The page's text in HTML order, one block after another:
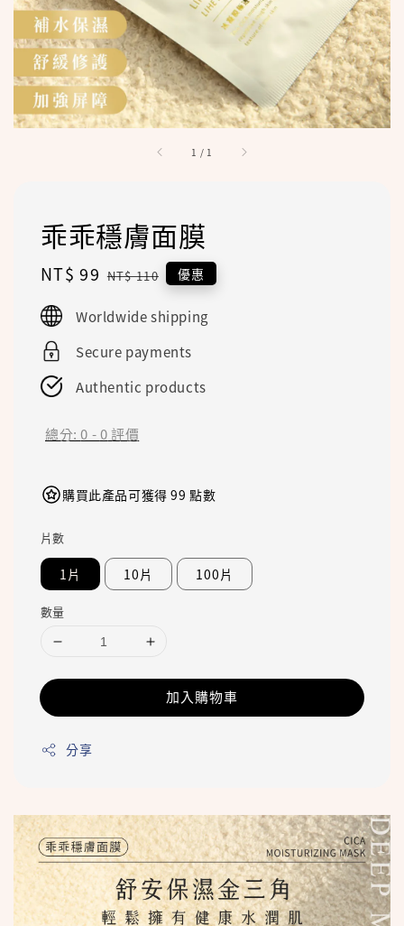
1 / 1
乖乖穩膚面膜
Sale
NT$ 99 Regular
NT$ 110 優惠
Worldwide shipping
Secure payments
Authentic products
總分:0 -0評價
購買此產品可獲得 99 點數
片數
1片 10片 100片
數量
加入購物車
分享